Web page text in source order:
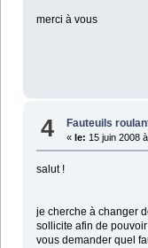
merci à vous
4 Fauteuils
« le: 15 juin 2008
salut !
je cherche à changer
sollicite afin de
vous demander quel